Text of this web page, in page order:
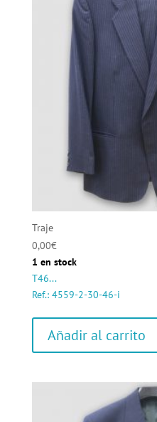
Traje
0,00€
1 en stock
T46...
Ref.: 4559-2-30-46-i
Añadir al carrito